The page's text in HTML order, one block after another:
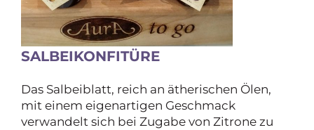
SALBEIKONFITÜRE
Das Salbeiblatt, reich an ätherischen Ölen,
mit einem eigenartigen Geschmack
verwandelt sich bei Zugabe von Zitrone zu